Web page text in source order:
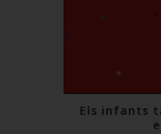
Els infants